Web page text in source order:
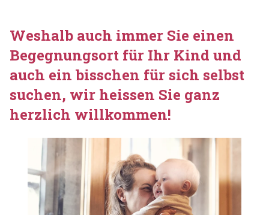
Weshalb auch immer Sie einen
Begegnungsort für Ihr Kind und
auch ein bisschen für sich selbst
suchen, wir heissen Sie ganz
herzlich willkommen!